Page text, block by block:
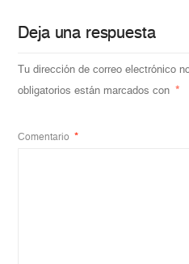
Deja una respuesta
Tu dirección de correo electrónico
obligatorios están marcados con *
Comentario *